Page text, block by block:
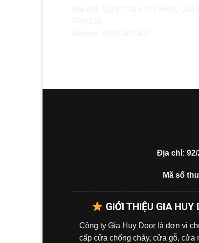
Địa chỉ:
Mã số
GIỚI THIỆU GIA HUY
Công ty Gia Huy Door là đơn vị
cấp cửa chống cháy, cửa gỗ, cửa